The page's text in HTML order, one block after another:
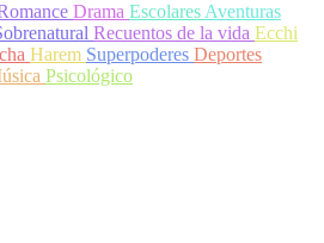
Drama EscolaresAventuras
Recuentos de la vida Ecchi
Harem Superpoderes Deportes
Psicológico